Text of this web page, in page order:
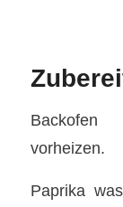
Backofen
vorheizen.
Paprika